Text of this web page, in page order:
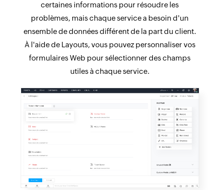
certaines informations pour résoudre les
problèmes, mais chaque service a besoin d'un
ensemble de données différent de la part du client.
À l'aide de Layouts, vous pouvez personnaliser vos
formulaires Web pour sélectionner des champs
utiles à chaque service.